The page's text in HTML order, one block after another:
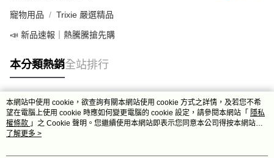
寵物用品 Trixie 嚴選精品
📣 新品速報｜熱騰騰搶先購
本分類熱銷全站排行
熱門標籤
本網站中使用 cookie，欲查詢有關本網站使用 cookie 方式之詳情，及若您不希
望在電腦上使用 cookie 時應如何變更電腦的 cookie 設定，請參閱本網站「 隱私
權條款 」之 Cookie 聲明。您繼續使用本網站即表示您同意本公司得按本網站使
用條款之 Cookie 聲明使用 cookie。
了解更多 >